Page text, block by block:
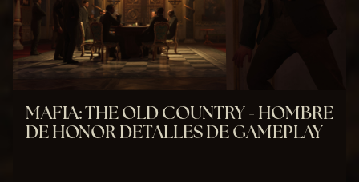
MAFIA: THE OLD COUNTRY - HOMBRE
DE HONOR DETALLES DE GAMEPLAY